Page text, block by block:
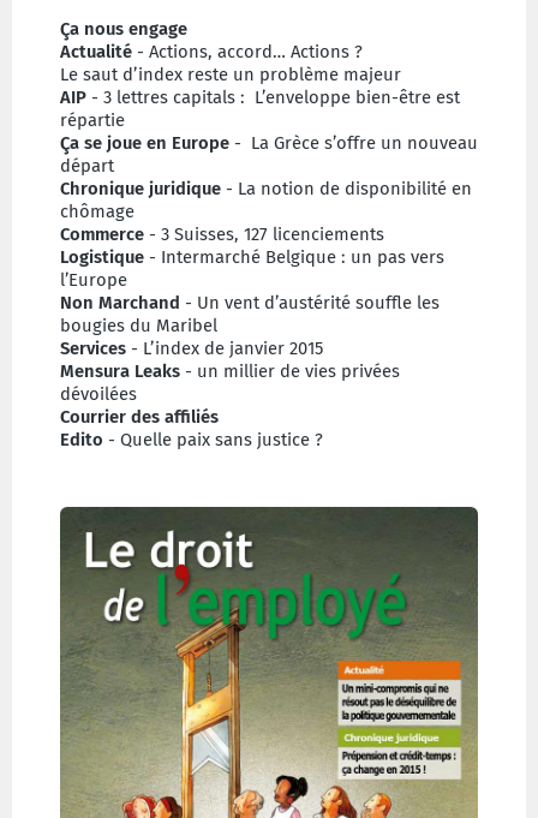
Ça nous engage
Actualité - Actions, accord… Actions ?
Le saut d’index reste un problème majeur
AIP - 3 lettres capitals : L’enveloppe bien-être est
répartie
Ça se joue en Europe - La Grèce s’offre un nouveau
départ
Chronique juridique - La notion de disponibilité en
chômage
Commerce - 3 Suisses, 127 licenciements
Logistique - Intermarché Belgique : un pas vers
l’Europe
Non Marchand - Un vent d’austérité souffle les
bougies du Maribel
Services - L’index de janvier 2015
Mensura Leaks - un millier de vies privées
dévoilées
Courrier des affiliés
Edito - Quelle paix sans justice ?